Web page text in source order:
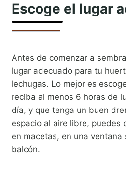
Escoge el lugar
Antes de comenzar a
lugar adecuado para tu
lechugas. Lo mejor es
reciba al menos 6 horas de
día, y que tenga un buen
espacio al aire libre, puedes
en macetas, en una ventana
balcón.